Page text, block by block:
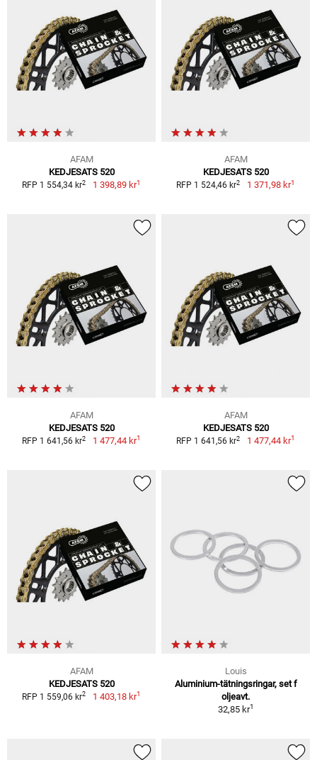
AFAM
KEDJESATS 520
RFP 1 554,34 kr2 1 398,89 kr1
AFAM
KEDJESATS 520
RFP 1 524,46 kr2 1 371,98 kr1
AFAM
KEDJESATS 520
RFP 1 641,56 kr2 1 477,44 kr1
AFAM
KEDJESATS 520
RFP 1 641,56 kr2 1 477,44 kr1
AFAM
KEDJESATS 520
RFP 1 559,06 kr2 1 403,18 kr1
Louis
Aluminium-tätningsringar, set f
oljeavt.
32,85 kr1